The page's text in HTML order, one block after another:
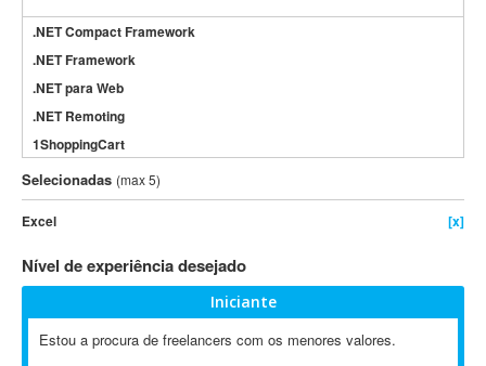
.NET Compact Framework
.NET Framework
.NET para Web
.NET Remoting
1ShoppingCart
3DS Max
3GSM
4D Dimension
802.11
A&P
A2Billing
Selecionadas (max 5)
Excel [x]
Nível de experiência desejado
Iniciante
Estou a procura de freelancers com os menores valores.